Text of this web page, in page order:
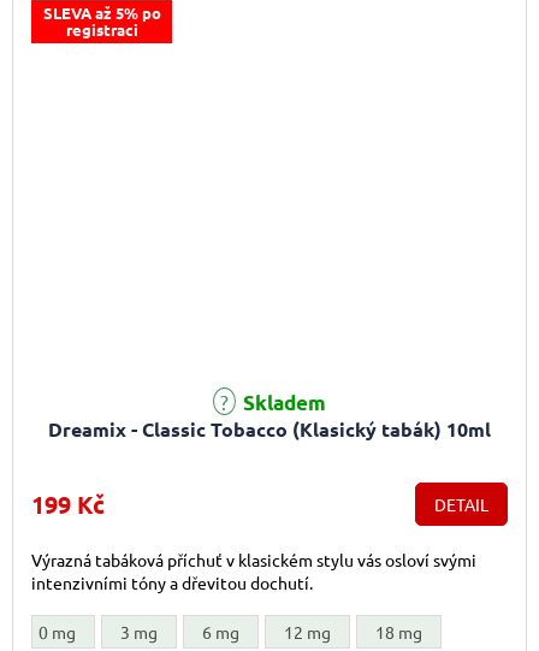
SLEVA až 5% po
registraci
Dreamix - Classic Tobacco (Klasický tabák) 10ml
Skladem
199 Kč DETAIL
Výrazná tabáková příchuť v klasickém stylu vás osloví svými
intenzivními tóny a dřevitou dochutí.
0 mg 3 mg 6 mg 12 mg 18 mg